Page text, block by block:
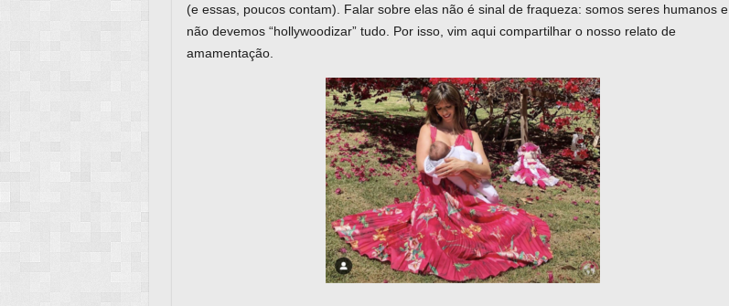
(e essas, poucos contam). Falar sobre elas não é sinal de fraqueza: somos seres humanos e
não devemos “hollywoodizar” tudo. Por isso, vim aqui compartilhar o nosso relato de
amamentação.